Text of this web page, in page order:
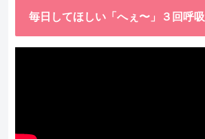
毎日してほしい「へぇ〜」３回呼吸